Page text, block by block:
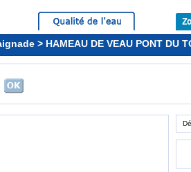
> HAMEAU DE VEAU PONT DU